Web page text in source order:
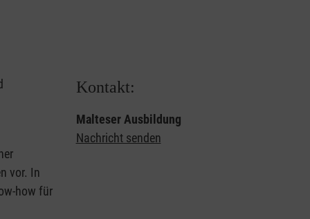
vor. In
how für
Kontakt:
Malteser Ausbildung
Nachricht senden